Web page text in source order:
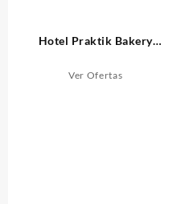
Hotel Praktik Bakery
Ver Ofertas